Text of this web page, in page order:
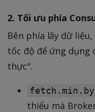
2. Tối ưu phía
Bên phía lấy dữ
tốc độ để ứng dụng
thực".
thiểu mà